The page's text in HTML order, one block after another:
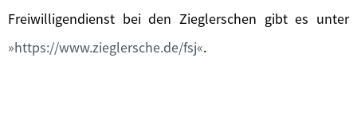
Freiwilligendienst bei den Zieglerschen gibt es unter
https://www.zieglersche.de/fsj .